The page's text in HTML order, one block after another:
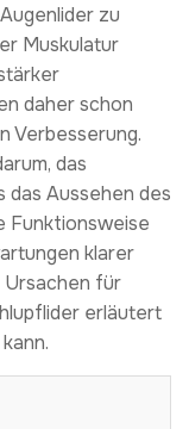
zu
Muskulatur
daher schon
Verbesserung.
das
das Aussehen des
Funktionsweise
klarer
Ursachen für
erläutert